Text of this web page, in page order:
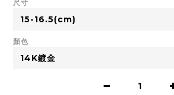
尺寸
顏色